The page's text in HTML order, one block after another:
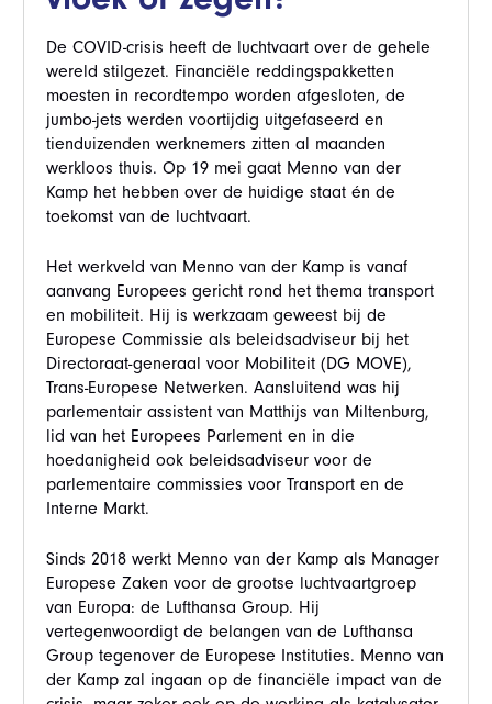
De COVID-crisis heeft de luchtvaart over de gehele
wereld stilgezet. Financiële reddingspakketten
moesten in recordtempo worden afgesloten, de
jumbo-jets werden voortijdig uitgefaseerd en
tienduizenden werknemers zitten al maanden
werkloos thuis. Op 19 mei gaat Menno van der
Kamp het hebben over de huidige staat én de
toekomst van de luchtvaart.
Het werkveld van Menno van der Kamp is vanaf
aanvang Europees gericht rond het thema transport
en mobiliteit. Hij is werkzaam geweest bij de
Europese Commissie als beleidsadviseur bij het
Directoraat-generaal voor Mobiliteit (DG MOVE),
Trans-Europese Netwerken. Aansluitend was hij
parlementair assistent van Matthijs van Miltenburg,
lid van het Europees Parlement en in die
hoedanigheid ook beleidsadviseur voor de
parlementaire commissies voor Transport en de
Interne Markt.
Sinds 2018 werkt Menno van der Kamp als Manager
Europese Zaken voor de grootse luchtvaartgroep
van Europa: de Lufthansa Group. Hij
vertegenwoordigt de belangen van de Lufthansa
Group tegenover de Europese Instituties. Menno van
der Kamp zal ingaan op de financiële impact van de